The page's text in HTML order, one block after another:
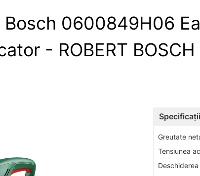
0600849H06
- ROBERT BOSCH
Greutate
Tensiunea